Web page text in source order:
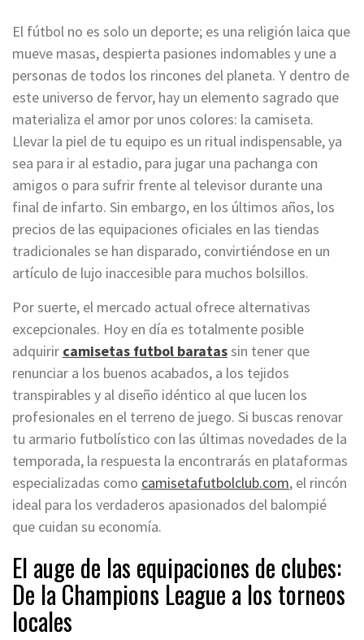
El fútbol no es solo un deporte; es una religión laica que
mueve masas, despierta pasiones indomables y une a
personas de todos los rincones del planeta. Y dentro de
este universo de fervor, hay un elemento sagrado que
materializa el amor por unos colores: la camiseta.
Llevar la piel de tu equipo es un ritual indispensable, ya
sea para ir al estadio, para jugar una pachanga con
amigos o para sufrir frente al televisor durante una
final de infarto. Sin embargo, en los últimos años, los
precios de las equipaciones oficiales en las tiendas
tradicionales se han disparado, convirtiéndose en un
artículo de lujo inaccesible para muchos bolsillos.
Por suerte, el mercado actual ofrece alternativas
excepcionales. Hoy en día es totalmente posible
adquirir camisetas futbol baratassin tener que
renunciar a los buenos acabados, a los tejidos
transpirables y al diseño idéntico al que lucen los
profesionales en el terreno de juego. Si buscas renovar
tu armario futbolístico con las últimas novedades de la
temporada, la respuesta la encontrarás en plataformas
especializadas como camisetafutbolclub.com, el rincón
ideal para los verdaderos apasionados del balompié
que cuidan su economía.
El auge de las equipaciones de clubes:
De la Champions League a los torneos
locales